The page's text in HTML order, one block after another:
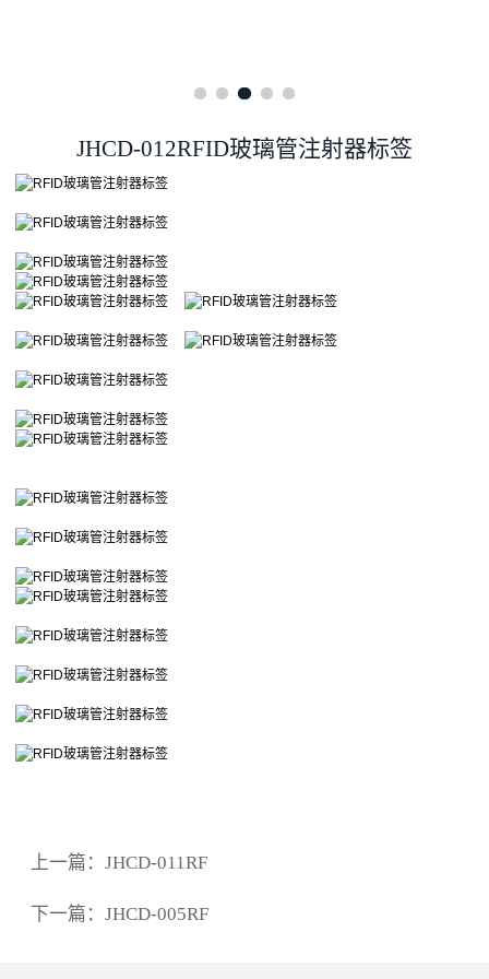
JHCD-012RFID玻璃管注射器标签
上一篇： JHCD-011RF
下一篇： JHCD-005RF